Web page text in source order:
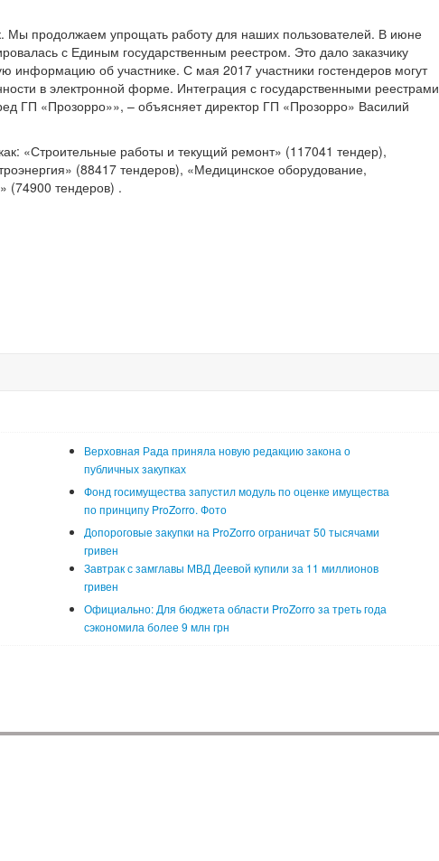
Мы продолжаем упрощать работу для наших пользователей. В июне
с Единым государственным реестром. Это дало заказчику
информацию об участнике. С мая 2017 участники гостендеров могут
в электронной форме. Интеграция с государственными реестрами
ГП «Прозорро»», – объясняет директор ГП «Прозорро» Василий
«Строительные работы и текущий ремонт» (117041 тендер),
(88417 тендеров), «Медицинское оборудование,
(74900 тендеров) .
Верховная Рада приняла новую редакцию закона о
публичных закупках
Фонд госимущества запустил модуль по оценке имущества
по принципу ProZorro. Фото
Допороговые закупки на ProZorro ограничат 50 тысячами
гривен
Завтрак с замглавы МВД Деевой купили за 11 миллионов
гривен
Официально: Для бюджета области ProZorro за треть года
сэкономила более 9 млн грн